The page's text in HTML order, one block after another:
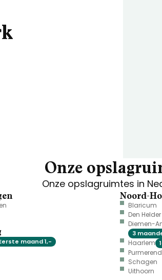
Onze
Onze opslagruimtes in
maand 1,-
Noord-
Blaricum
Den Helder
Diemen-
3
Haarlem
Purmerend
Schagen
Uithoorn